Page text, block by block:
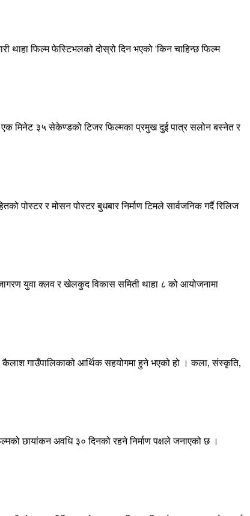
थाहा फिल्म फेस्टिभलको दोस्रो दिन भएको 'किन चाहिन्छ फिल्म
एक मिनेट ३५ सेकेण्डको टिजर फिल्मका प्रमुख दुई पात्र सलोन बस्नेत र
पोस्टर र मोसन पोस्टर बुधबार निर्माण टिमले सार्वजनिक गर्दै रिलिज
युवा क्लव र खेलकुद विकास समिती थाहा ८ को आयोजनामा
गाउँपालिकाको आर्थिक सहयोगमा हुने भएको हो । कला, संस्कृति,
छायांकन अवधि ३० दिनको रहने निर्माण पक्षले जनाएको छ ।